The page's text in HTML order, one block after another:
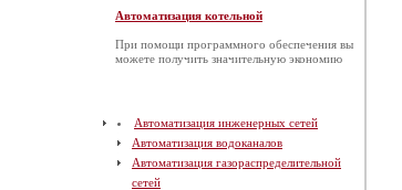
Автоматизация котельной
При помощи программного обеспечения вы
можете получить значительную экономию
Автоматизация инженерных сетей
Автоматизация водоканалов
Автоматизация газораспределительной
сетей